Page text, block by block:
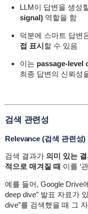
LLM이 답변을 생성
signal)역할을 함
덕분에 스마트 답변
접 표시할 수 있음
이는 passage-level
최종 답변의 신뢰성
검색 관련성
Relevance (검색 관련성)
검색 결과가 의미 있는
적으로 매겨질 때 이를 ‘
예를 들어, Google Drive
deep dive” 발표 자료가
dive”를 검색했을 때 그